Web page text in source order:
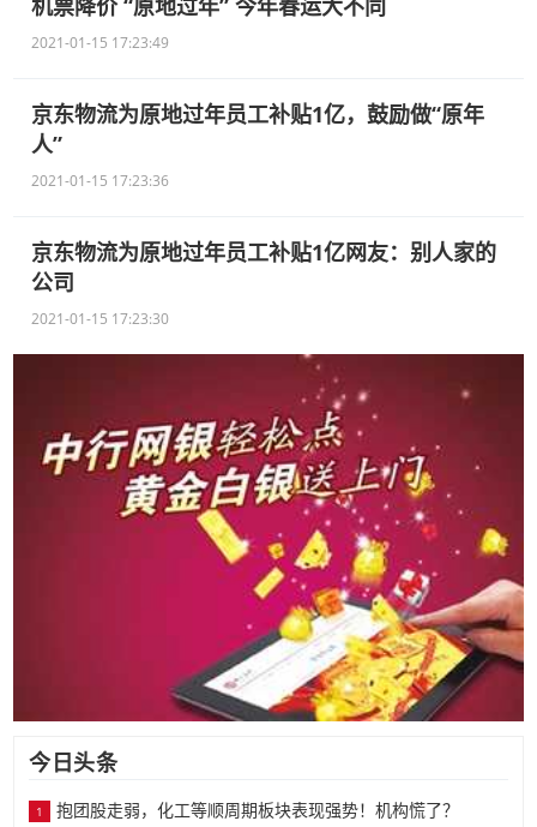
2021-01-15 17:23:49
京东物流为原地过年员工补贴1亿，鼓励做“原年
人”
2021-01-15 17:23:36
京东物流为原地过年员工补贴1亿网友：别人家的
公司
2021-01-15 17:23:30
今日头条
1 抱团股走弱，化工等顺周期板块表现强势！机构慌了？